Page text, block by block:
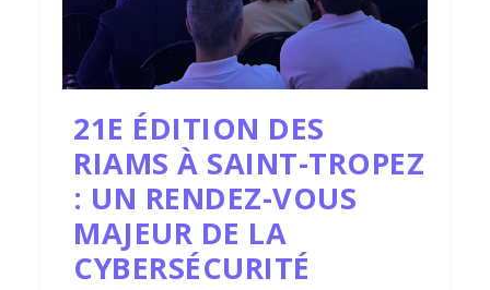
21E ÉDITION DES
RIAMS À SAINT-TROPEZ
: UN RENDEZ-VOUS
MAJEUR DE LA
CYBERSÉCURITÉ